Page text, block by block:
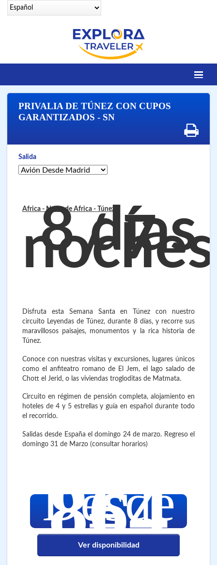
Identifícate
DESTINOS
OFERTAS SENIORS
EGIPTO LEGENDARIO
VUELOS A SHARM
PRIVALIA DE TÚNEZ CON CUPOS
GARANTIZADOS - SN
Salida
Africa - Norte de Africa - Túnez
8 días
/ 7
noches
Disfruta esta Semana Santa en Túnez con nuestro
circuito Leyendas de Túnez, durante 8 días, y recorre sus
maravillosos paisajes, monumentos y la rica historia de
Túnez.
Conoce con nuestras visitas y excursiones, lugares únicos
como el anfiteatro romano de El Jem, el lago salado de
Chott el Jerid, o las viviendas trogloditas de Matmata.
Circuito en régimen de pensión completa, alojamiento en
hoteles de 4 y 5 estrellas y guía en español durante todo
el recorrido.
Salidas desde España el domingo 24 de marzo. Regreso el
domingo 31 de Marzo (consultar horarios)
Desde
864
€
Ver disponibilidad